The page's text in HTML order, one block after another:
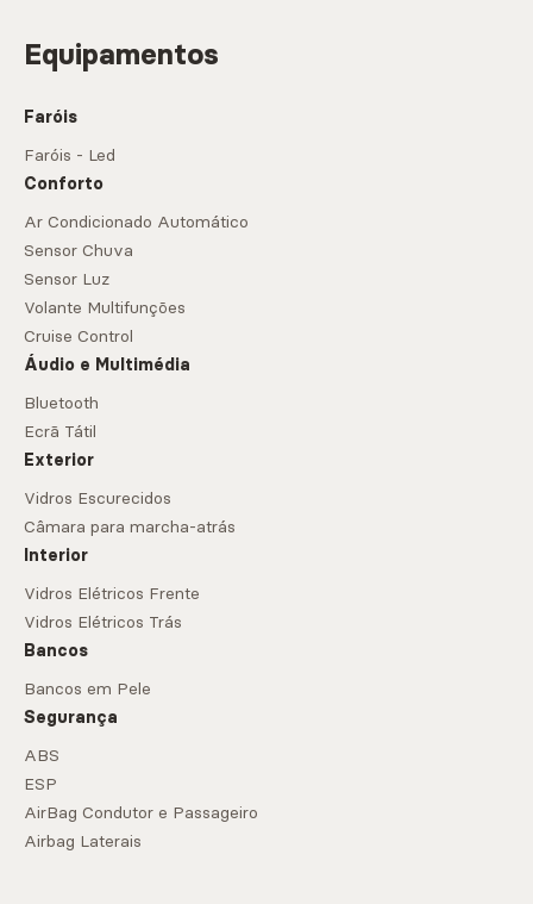
Equipamentos
Faróis
Faróis - Led
Conforto
Ar Condicionado Automático
Sensor Chuva
Sensor Luz
Volante Multifunções
Cruise Control
Áudio e Multimédia
Bluetooth
Ecrã Tátil
Exterior
Vidros Escurecidos
Câmara para marcha-atrás
Interior
Vidros Elétricos Frente
Vidros Elétricos Trás
Bancos
Bancos em Pele
Segurança
ABS
ESP
AirBag Condutor e Passageiro
Airbag Laterais